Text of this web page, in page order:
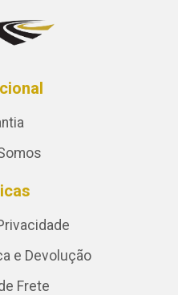
e Devolução
Frete